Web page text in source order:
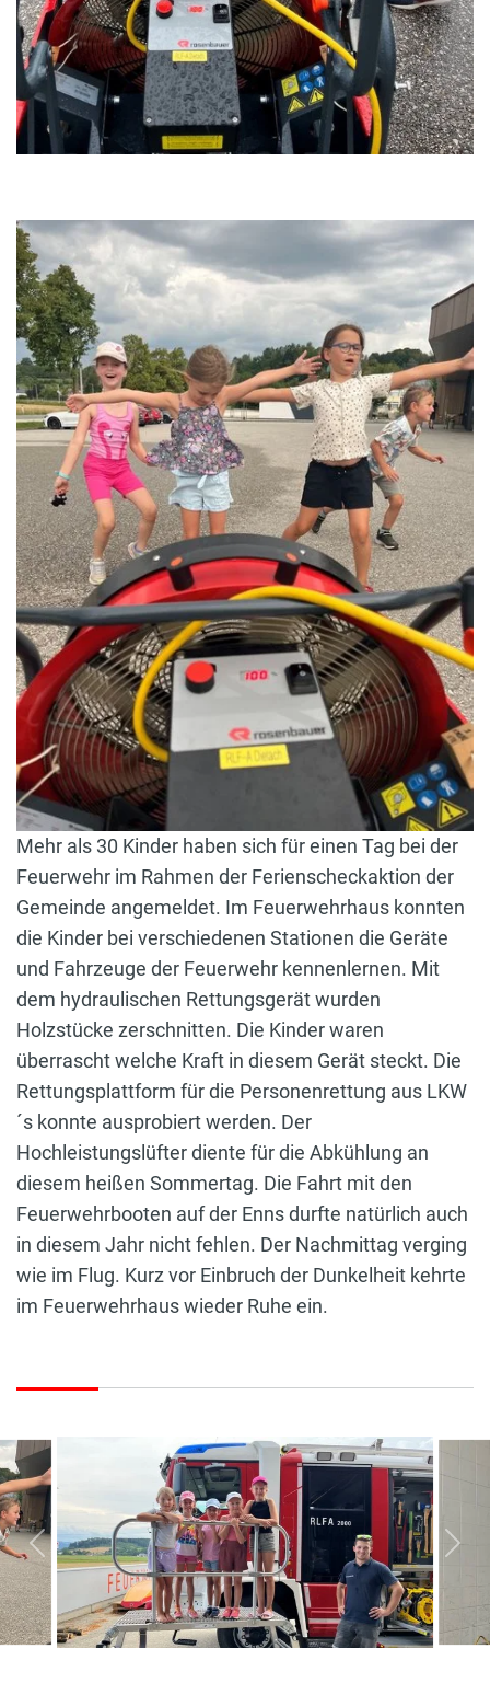
Mehr als 30 Kinder haben sich für einen Tag bei der
Feuerwehr im Rahmen der Ferienscheckaktion der
Gemeinde angemeldet. Im Feuerwehrhaus konnten
die Kinder bei verschiedenen Stationen die Geräte
und Fahrzeuge der Feuerwehr kennenlernen. Mit
dem hydraulischen Rettungsgerät wurden
Holzstücke zerschnitten. Die Kinder waren
überrascht welche Kraft in diesem Gerät steckt. Die
Rettungsplattform für die Personenrettung aus LKW
´s konnte ausprobiert werden. Der
Hochleistungslüfter diente für die Abkühlung an
diesem heißen Sommertag. Die Fahrt mit den
Feuerwehrbooten auf der Enns durfte natürlich auch
in diesem Jahr nicht fehlen. Der Nachmittag verging
wie im Flug. Kurz vor Einbruch der Dunkelheit kehrte
im Feuerwehrhaus wieder Ruhe ein.
vorherige